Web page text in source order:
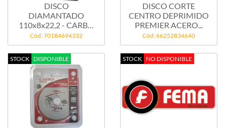
DISCO
DIAMANTADO
110x8x22,2 - CARBO
FORCE -TURBO
Cód: 70184694332
DISCO CORTE
CENTRO DEPRIMIDO
PREMIER ACERO...
Cód: 66252834640
STOCK DISPONIBLE STOCK NO DISPONIBLE